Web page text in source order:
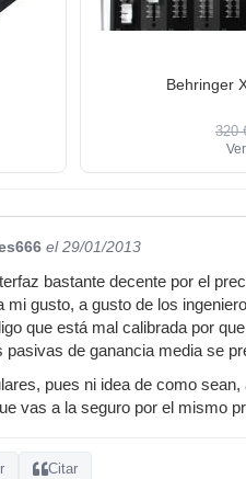
Behringer
320
el 29/01/2013
bastante decente por el
mi gusto, a gusto de los
que está mal calibrada por
de ganancia media se
pues ni idea de como
vas a la seguro por el mismo
Citar